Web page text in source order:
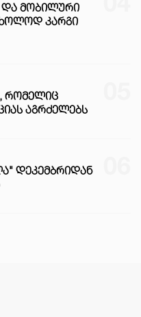
ᲓᲐ ᲛᲝᲑᲘᲚᲣᲠᲘ
ᲙᲐᲠᲒᲘ
ᲠᲝᲛᲔᲚᲘᲪ
ᲐᲒᲠᲫᲔᲚᲔᲑᲡ
ᲓᲔᲙᲔᲛᲑᲠᲘᲓᲐᲜ